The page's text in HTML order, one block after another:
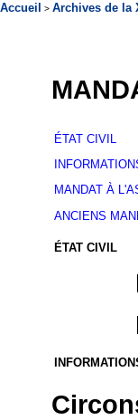
Accueil > Archives de la
ÉTAT CIVIL
MANDAT À
ANCIENS
ÉTAT CIVIL